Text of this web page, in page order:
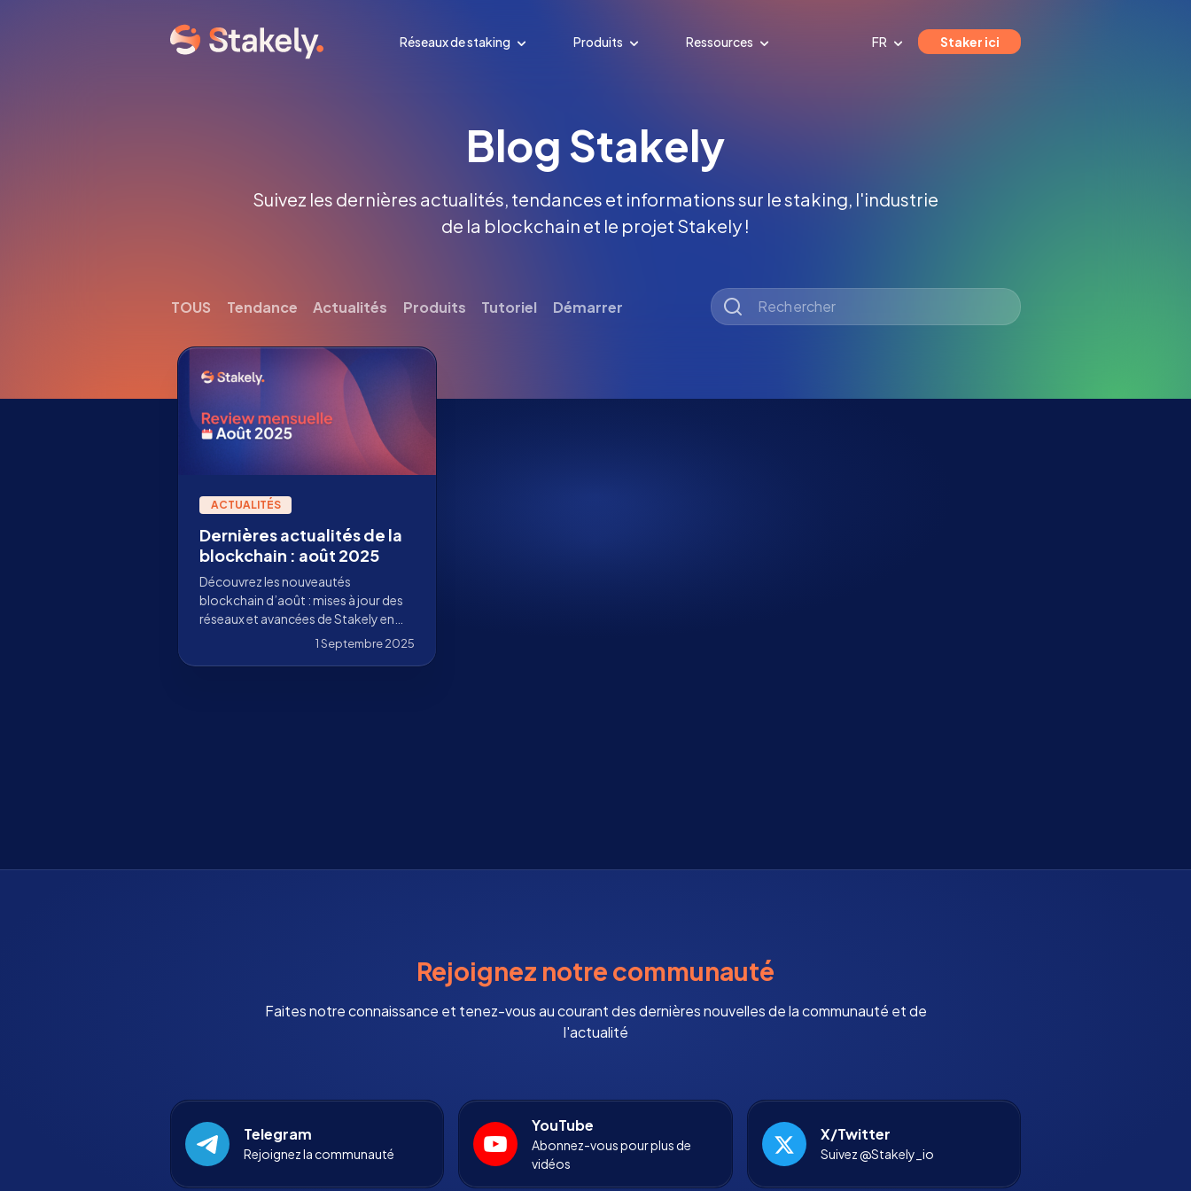
Réseaux de staking Produits Ressources FR Staker ici
Blog Stakely
Suivez les dernières actualités, tendances et informations sur le staking, l'industrie
de la blockchain et le projet Stakely !
TOUS Tendance Actualités Produits Tutoriel Démarrer
ACTUALITÉS
Dernières actualités de la
blockchain : août 2025
Découvrez les nouveautés
blockchain d’août : mises à jour des
réseaux et avancées de Stakely en
tant que validateur et sponsor1 Septembre 2025
Rejoignez notre communauté
Faites notre connaissance et tenez-vous au courant des dernières nouvelles de la communauté et de
l'actualité
Telegram
Rejoignez la communauté
YouTube
Abonnez-vous pour plus de
vidéos
X/Twitter
Suivez @Stakely_io